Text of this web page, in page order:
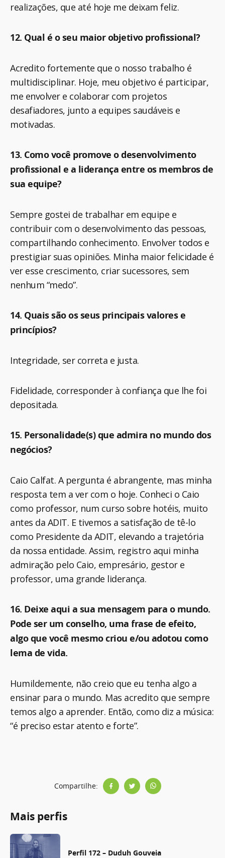
realizações, que até hoje me deixam feliz.
12. Qual é o seu maior objetivo profissional?
Acredito fortemente que o nosso trabalho é
multidisciplinar. Hoje, meu objetivo é participar,
me envolver e colaborar com projetos
desafiadores, junto a equipes saudáveis e
motivadas.
13. Como você promove o desenvolvimento
profissional e a liderança entre os membros de
sua equipe?
Sempre gostei de trabalhar em equipe e
contribuir com o desenvolvimento das pessoas,
compartilhando conhecimento. Envolver todos e
prestigiar suas opiniões. Minha maior felicidade é
ver esse crescimento, criar sucessores, sem
nenhum “medo”.
14. Quais são os seus principais valores e
princípios?
Integridade, ser correta e justa.
Fidelidade, corresponder à confiança que lhe foi
depositada.
15. Personalidade(s) que admira no mundo dos
negócios?
Caio Calfat. A pergunta é abrangente, mas minha
resposta tem a ver com o hoje. Conheci o Caio
como professor, num curso sobre hotéis, muito
antes da ADIT. E tivemos a satisfação de tê-lo
como Presidente da ADIT, elevando a trajetória
da nossa entidade. Assim, registro aqui minha
admiração pelo Caio, empresário, gestor e
professor, uma grande liderança.
16. Deixe aqui a sua mensagem para o mundo.
Pode ser um conselho, uma frase de efeito,
algo que você mesmo criou e/ou adotou como
lema de vida.
Humildemente, não creio que eu tenha algo a
ensinar para o mundo. Mas acredito que sempre
temos algo a aprender. Então, como diz a música:
“é preciso estar atento e forte”.
Compartilhe:
Mais perfis
Perfil 172 – Duduh Gouveia